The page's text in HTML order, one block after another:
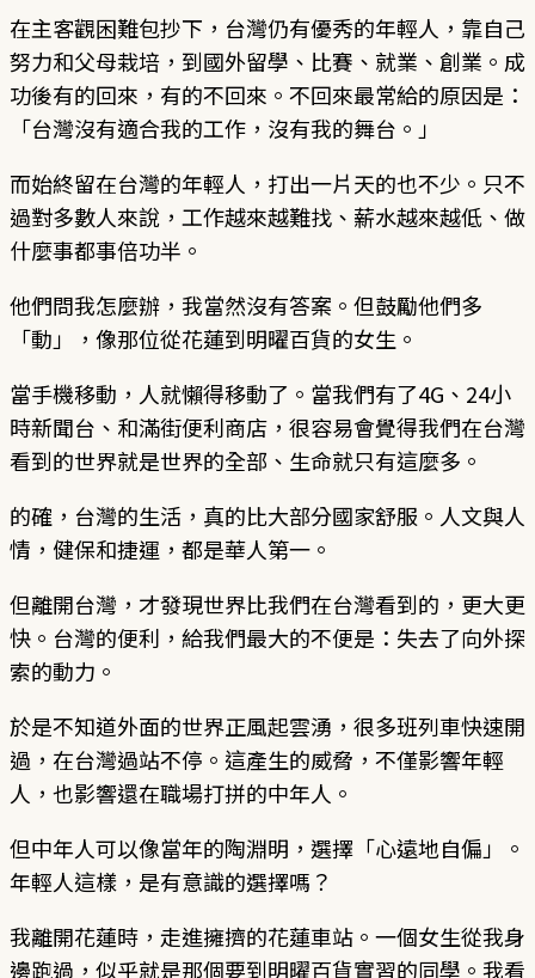
在主客觀困難包抄下，台灣仍有優秀的年輕人，靠自己
努力和父母栽培，到國外留學、比賽、就業、創業。成
功後有的回來，有的不回來。不回來最常給的原因是：
「台灣沒有適合我的工作，沒有我的舞台。」
而始終留在台灣的年輕人，打出一片天的也不少。只不
過對多數人來說，工作越來越難找、薪水越來越低、做
什麼事都事倍功半。
他們問我怎麼辦，我當然沒有答案。但鼓勵他們多
「動」，像那位從花蓮到明曜百貨的女生。
當手機移動，人就懶得移動了。當我們有了4G、24小
時新聞台、和滿街便利商店，很容易會覺得我們在台灣
看到的世界就是世界的全部、生命就只有這麼多。
的確，台灣的生活，真的比大部分國家舒服。人文與人
情，健保和捷運，都是華人第一。
但離開台灣，才發現世界比我們在台灣看到的，更大更
快。台灣的便利，給我們最大的不便是：失去了向外探
索的動力。
於是不知道外面的世界正風起雲湧，很多班列車快速開
過，在台灣過站不停。這產生的威脅，不僅影響年輕
人，也影響還在職場打拼的中年人。
但中年人可以像當年的陶淵明，選擇「心遠地自偏」。
年輕人這樣，是有意識的選擇嗎？
我離開花蓮時，走進擁擠的花蓮車站。一個女生從我身
邊跑過，似乎就是那個要到明曜百貨實習的同學。我看